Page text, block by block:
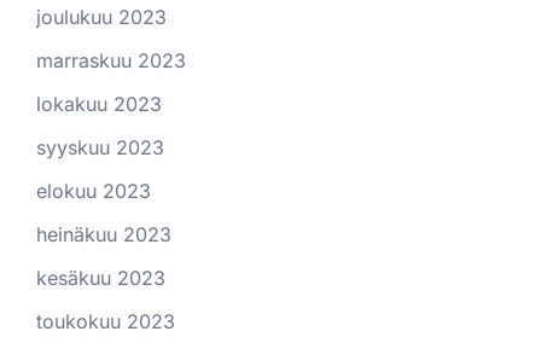
joulukuu 2023
marraskuu 2023
lokakuu 2023
syyskuu 2023
elokuu 2023
heinäkuu 2023
kesäkuu 2023
toukokuu 2023